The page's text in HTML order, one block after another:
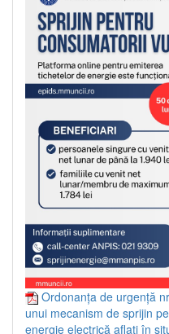
Ordonanța de urgență
unui mecanism de sprijin
energie electrică aflați în